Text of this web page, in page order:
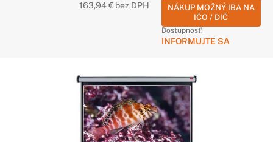
163,94 € bez DPH
NÁKUP MOŽNÝ IBA NA
IČO / DIČ
Dostupnosť:
INFORMUJTE SA